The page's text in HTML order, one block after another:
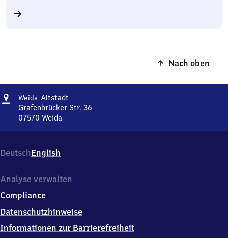
Nach oben
Adresse
Weida Altstadt
Altstadt
Grafenbrücker Str. 36
07570 Weida
Grafenbrücker
Str.
0
5
7
Weida
DeutschEnglish
Analyse verwalten
Compliance
Datenschutzhinweise
Informationen zur Barrierefreiheit